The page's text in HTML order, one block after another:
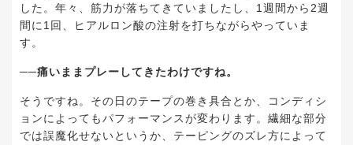
した。年々、筋力が落ちてきていましたし、1週間から2週
間に1回、ヒアルロン酸の注射を打ちながらやっていま
す。
──痛いままプレーしてきたわけですね。
そうですね。その日のテープの巻き具合とか、コンディシ
ョンによってもパフォーマンスが変わります。繊細な部分
では誤魔化せないというか、テーピングのズレ方によって